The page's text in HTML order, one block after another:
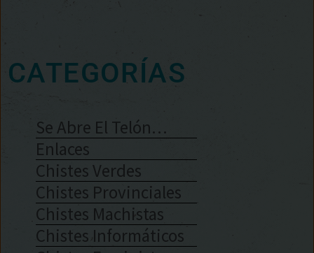
CATEGORÍAS
Se Abre El Telón…
Enlaces
Chistes Verdes
Chistes Provinciales
Chistes Machistas
Chistes Informáticos